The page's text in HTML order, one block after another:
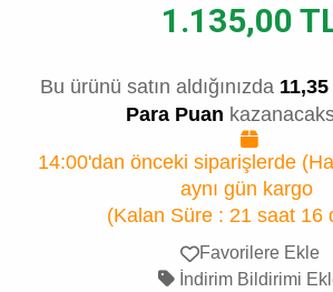
1.135,00
Bu ürünü satın aldığınızda
Para Puan
14:00'dan önceki siparişlerde
aynı gün kargo
(Kalan Süre : 21 saat 16
Favorilere Ekle
İndirim Bildirimi